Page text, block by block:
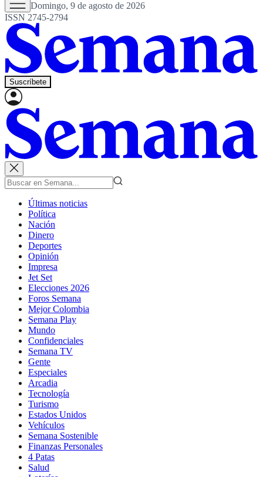
Domingo, 9 de agosto de 2026
ISSN 2745-2794
Suscríbete
Últimas noticias
Política
Nación
Dinero
Deportes
Opinión
Impresa
Jet Set
Elecciones 2026
Foros Semana
Mejor Colombia
Semana Play
Mundo
Confidenciales
Semana TV
Gente
Especiales
Arcadia
Tecnología
Turismo
Estados Unidos
Vehículos
Semana Sostenible
Finanzas Personales
4 Patas
Salud